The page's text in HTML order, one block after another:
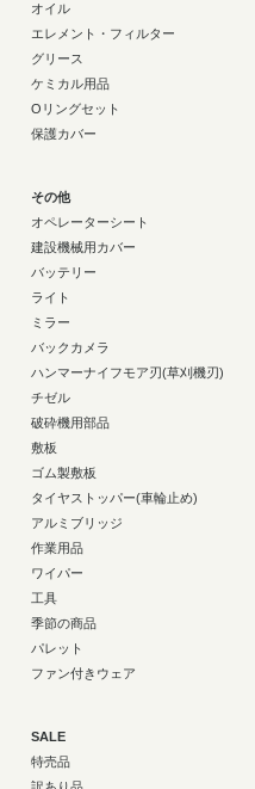
オイル
エレメント・フィルター
グリース
ケミカル用品
Oリングセット
保護カバー
その他
オペレーターシート
建設機械用カバー
バッテリー
ライト
ミラー
バックカメラ
ハンマーナイフモア刃(草刈機刃)
チゼル
破砕機用部品
敷板
ゴム製敷板
タイヤストッパー(車輪止め)
アルミブリッジ
作業用品
ワイパー
工具
季節の商品
パレット
ファン付きウェア
SALE
特売品